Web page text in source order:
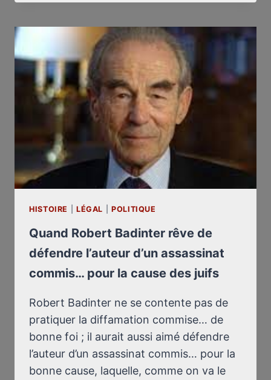
RÉPONSE
MONDE
DIPLOMATIQUE
HISTOIRE LÉGAL POLITIQUE
Quand Robert Badinter rêve de
défendre l’auteur d’un assassinat
commis… pour la cause des juifs
Robert Badinter ne se contente pas de
pratiquer la diffamation commise… de
bonne foi ; il aurait aussi aimé défendre
l’auteur d’un assassinat commis… pour la
bonne cause, laquelle, comme on va le